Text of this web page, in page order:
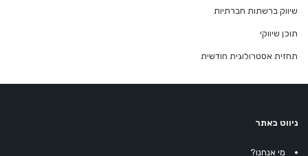
שיווק ברשתות חברתיות
תוכן שיווקי
תחזית אסטרולוגית חודשית
ניווט באתר
מי אנחנו?